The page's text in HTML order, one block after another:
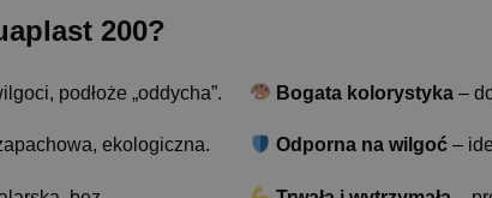
200?
podłoże „oddycha”.
ekologiczna.
Bogata kolorystyka –
Odporna na wilgoć –